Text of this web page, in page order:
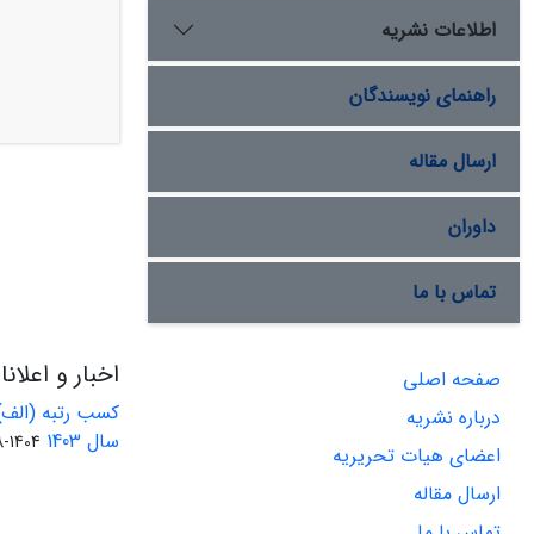
اطلاعات نشریه
راهنمای نویسندگان
ارسال مقاله
داوران
تماس با ما
صفحه اصلی
درباره نشریه
اعضای هیات تحریریه
ارسال مقاله
اخبار و
کسب رتبه
سال 1403
1404-08-01